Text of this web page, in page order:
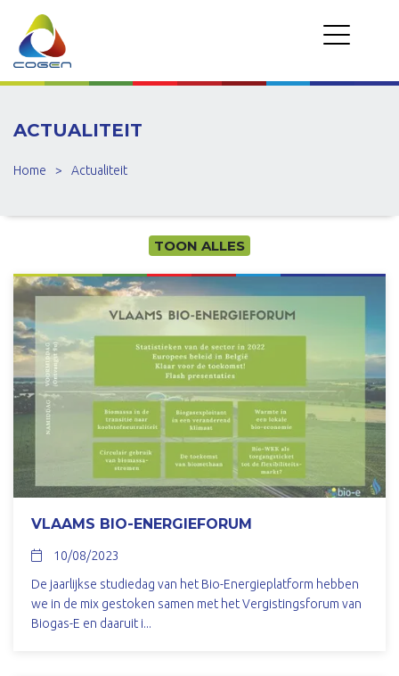
ACTUALITEIT
Home > Actualiteit
TOON ALLES
VLAAMS BIO-ENERGIEFORUM
10/08/2023
De jaarlijkse studiedag van het Bio-Energieplatform hebben
we in de mix gestoken samen met het Vergistingsforum van
Biogas-E en daaruit i...